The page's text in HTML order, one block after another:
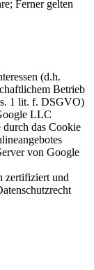
Ferner gelten
(d.h.
Betrieb
1 lit. f. DSGVO)
LLC
das Cookie
von Google
zertifiziert und